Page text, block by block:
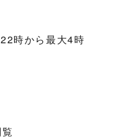
時から最大4時